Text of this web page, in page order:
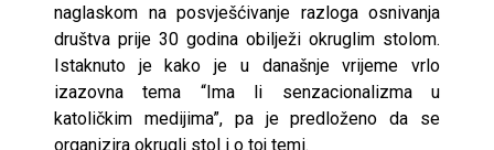
naglaskom na posvješćivanje razloga osnivanja
društva prije 30 godina obilježi okruglim stolom.
Istaknuto je kako je u današnje vrijeme vrlo
izazovna tema “Ima li senzacionalizma u
katoličkim medijima”, pa je predloženo da se
organizira okrugli stol i o toj temi.